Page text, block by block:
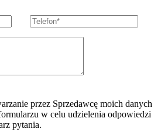
przez Sprzedawcę moich danych
w celu udzielenia odpowiedzi
pytania.